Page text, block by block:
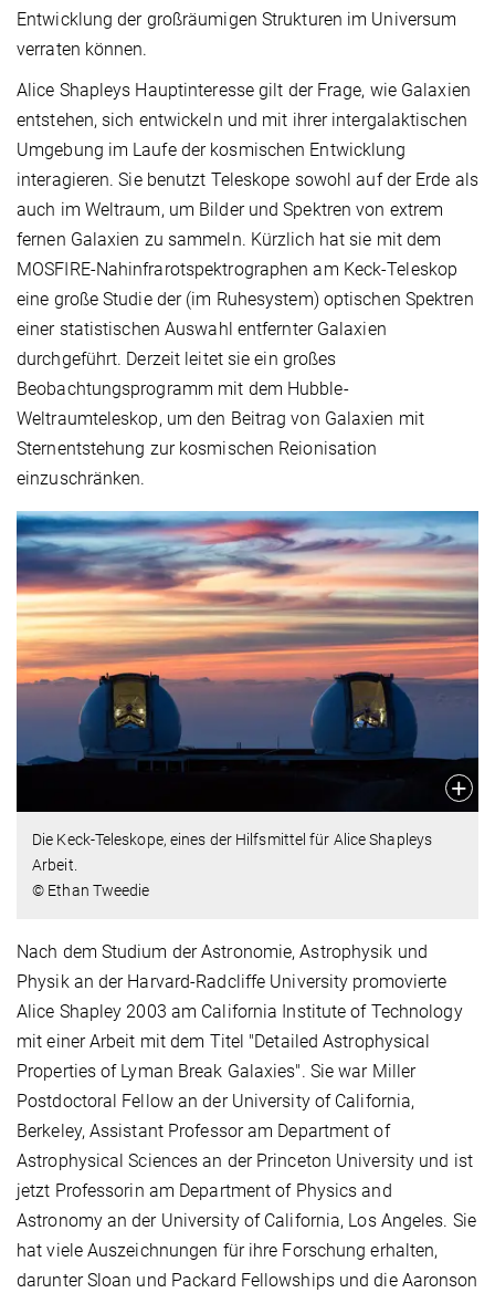
Entwicklung der großräumigen Strukturen im Universum
verraten können.
Alice Shapleys Hauptinteresse gilt der Frage, wie Galaxien
entstehen, sich entwickeln und mit ihrer intergalaktischen
Umgebung im Laufe der kosmischen Entwicklung
interagieren. Sie benutzt Teleskope sowohl auf der Erde als
auch im Weltraum, um Bilder und Spektren von extrem
fernen Galaxien zu sammeln. Kürzlich hat sie mit dem
MOSFIRE-Nahinfrarotspektrographen am Keck-Teleskop
eine große Studie der (im Ruhesystem) optischen Spektren
einer statistischen Auswahl entfernter Galaxien
durchgeführt. Derzeit leitet sie ein großes
Beobachtungsprogramm mit dem Hubble-
Weltraumteleskop, um den Beitrag von Galaxien mit
Sternentstehung zur kosmischen Reionisation
einzuschränken.
Die Keck-Teleskope, eines der Hilfsmittel für Alice Shapleys
Arbeit.
© Ethan Tweedie
Nach dem Studium der Astronomie, Astrophysik und
Physik an der Harvard-Radcliffe University promovierte
Alice Shapley 2003 am California Institute of Technology
mit einer Arbeit mit dem Titel "Detailed Astrophysical
Properties of Lyman Break Galaxies". Sie war Miller
Postdoctoral Fellow an der University of California,
Berkeley, Assistant Professor am Department of
Astrophysical Sciences an der Princeton University und ist
jetzt Professorin am Department of Physics and
Astronomy an der University of California, Los Angeles. Sie
hat viele Auszeichnungen für ihre Forschung erhalten,
darunter Sloan und Packard Fellowships und die Aaronson